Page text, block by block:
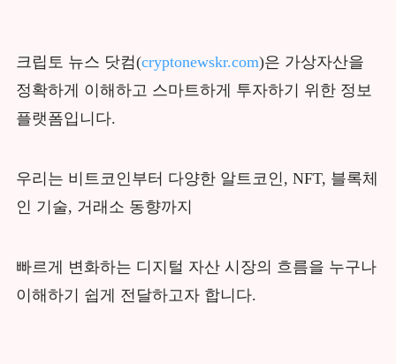
크립토 뉴스 닷컴(cryptonewskr.com)은 가상자산을
정확하게 이해하고 스마트하게 투자하기 위한 정보
플랫폼입니다.
우리는 비트코인부터 다양한 알트코인, NFT, 블록체
인 기술, 거래소 동향까지
빠르게 변화하는 디지털 자산 시장의 흐름을 누구나
이해하기 쉽게 전달하고자 합니다.